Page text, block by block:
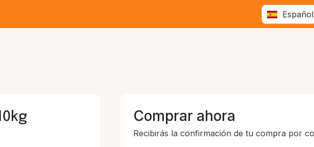
Español
Comprar ahora
Recibirás la confirmación de tu compra por